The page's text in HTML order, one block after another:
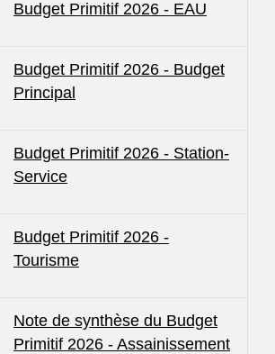
Budget Primitif 2026 - EAU
Budget Primitif 2026 - Budget
Principal
Budget Primitif 2026 - Station-
Service
Budget Primitif 2026 -
Tourisme
Note de synthèse du Budget
Primitif 2026 - Assainissement